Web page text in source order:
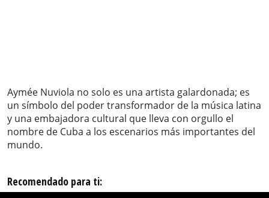
Aymée Nuviola no solo es una artista galardonada; es
un símbolo del poder transformador de la música latina
y una embajadora cultural que lleva con orgullo el
nombre de Cuba a los escenarios más importantes del
mundo.
Recomendado para ti: